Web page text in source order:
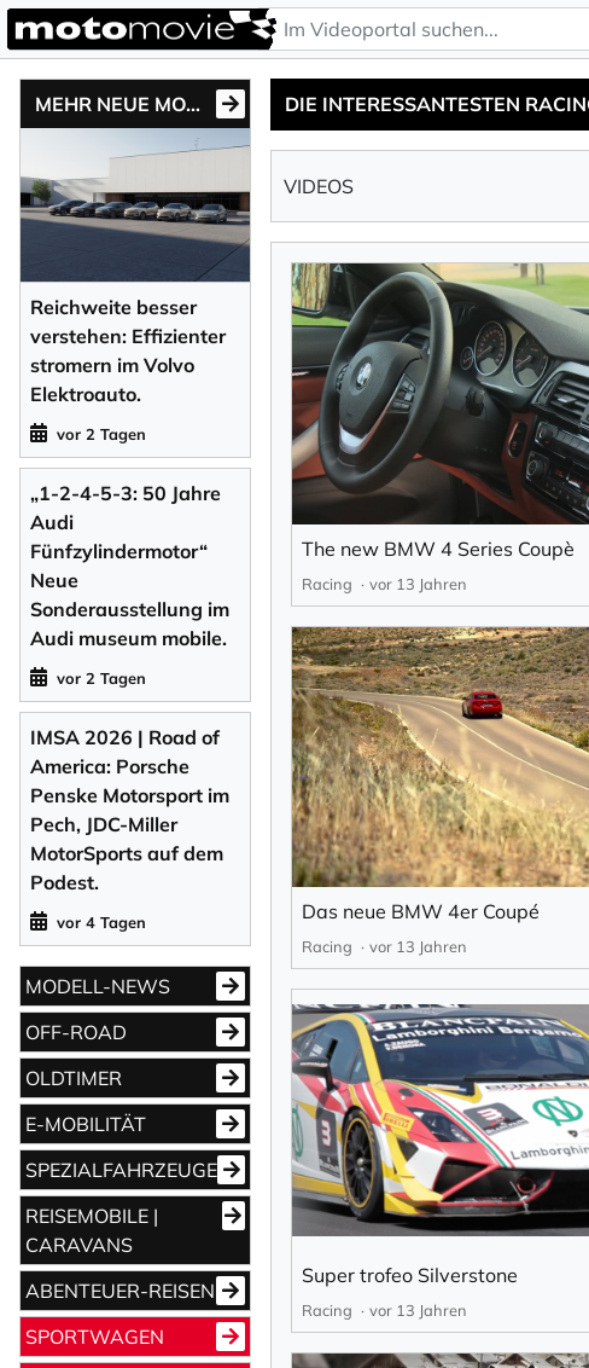
MEHR NEUE MOTONEWS
Reichweite besser
verstehen: Effizienter
stromern im Volvo
Elektroauto.
vor 2 Tagen
„1-2-4-5-3: 50 Jahre
Audi
Fünfzylindermotor“
Neue
Sonderausstellung im
Audi museum mobile.
vor 2 Tagen
IMSA 2026 | Road of
America: Porsche
Penske Motorsport im
Pech, JDC-Miller
MotorSports auf dem
Podest.
vor 4 Tagen
MODELL-NEWS
OFF-ROAD
OLDTIMER
E-MOBILITÄT
SPEZIALFAHRZEUGE
REISEMOBILE |
CARAVANS
ABENTEUER-REISEN
SPORTWAGEN
VIDEOS
The new BMW 4 Series Coupè
Racing vor 13 Jahren
Das neue BMW 4er Coupé
Racing vor 13 Jahren
Super trofeo Silverstone
Racing vor 13 Jahren